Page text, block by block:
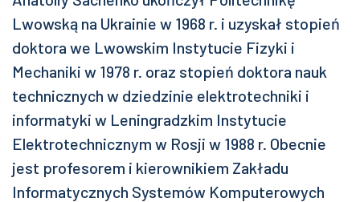
Lwowską na Ukrainie w 1968 r. i uzyskał stopień
doktora we Lwowskim Instytucie Fizyki i
Mechaniki w 1978 r. oraz stopień doktora nauk
technicznych w dziedzinie elektrotechniki i
informatyki w Leningradzkim Instytucie
Elektrotechnicznym w Rosji w 1988 r. Obecnie
jest profesorem i kierownikiem Zakładu
Informatycznych Systemów Komputerowych